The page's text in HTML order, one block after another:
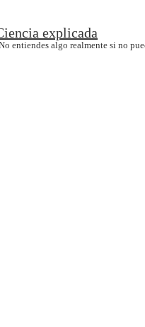
Saltar
explicada
entiendes algo realmente si no